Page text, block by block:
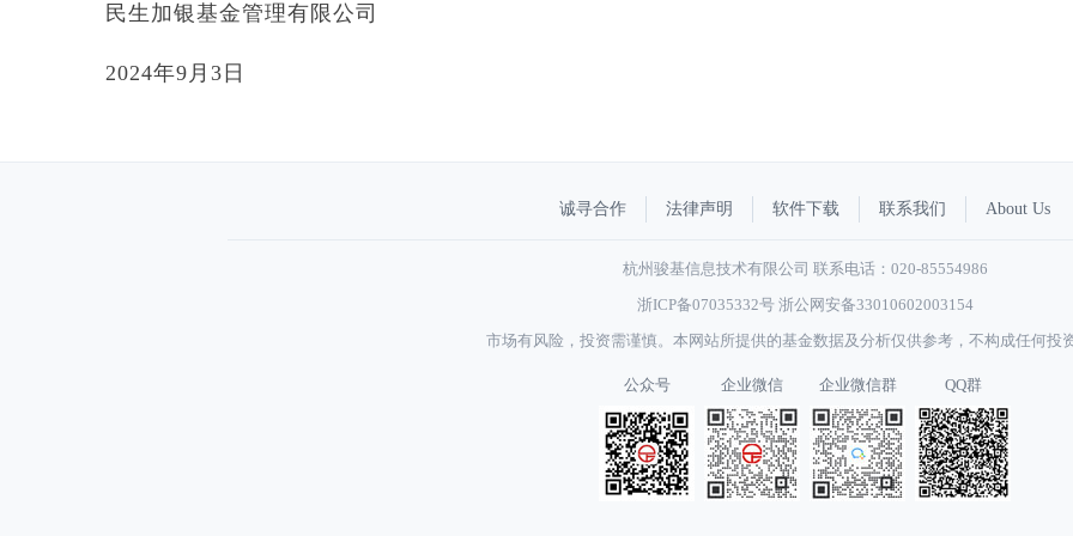
民生加银基金管理有限公司
2024年9月3日
诚寻合作 法律声明 软件下载 联系我们 About Us
杭州骏基信息技术有限公司 联系电话：020-85554986
浙ICP备07035332号 浙公网安备33010602003154
市场有风险，投资需谨慎。本网站所提供的基金数据及分析仅供参考，不构成任何投
公众号 企业微信 企业微信群 QQ群